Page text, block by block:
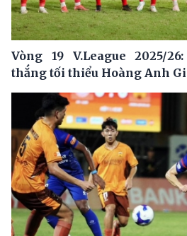
Vòng 19 V.League 2025/
thắng tối thiểu Hoàng Anh